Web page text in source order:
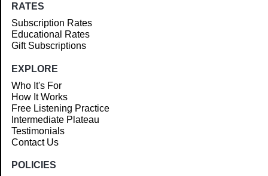
RATES
Subscription Rates
Educational Rates
Gift Subscriptions
EXPLORE
Who It's For
How It Works
Free Listening Practice
Intermediate Plateau
Testimonials
Contact Us
POLICIES